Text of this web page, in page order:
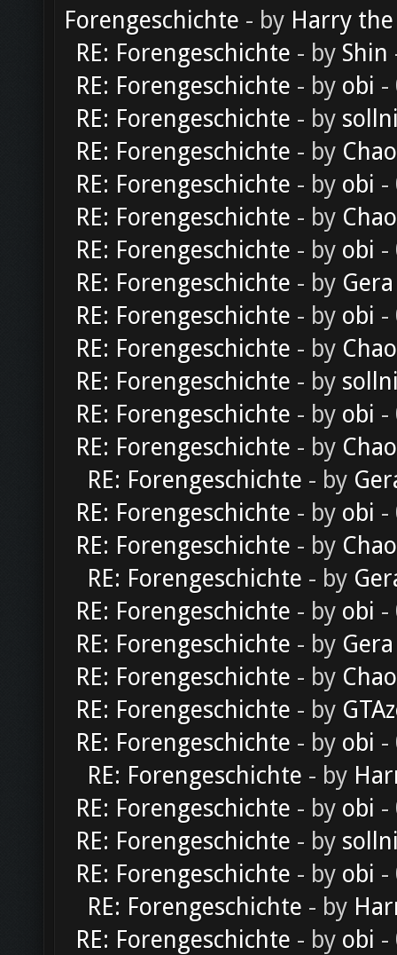
Forengeschichte - by Harry
RE: Forengeschichte - by Shin
RE: Forengeschichte - by obi -
RE: Forengeschichte - by
RE: Forengeschichte - by
RE: Forengeschichte - by obi -
RE: Forengeschichte - by
RE: Forengeschichte - by obi -
RE: Forengeschichte - by Gera
RE: Forengeschichte - by obi -
RE: Forengeschichte - by
RE: Forengeschichte - by
RE: Forengeschichte - by obi -
RE: Forengeschichte - by
RE: Forengeschichte - by
RE: Forengeschichte - by obi -
RE: Forengeschichte - by
RE: Forengeschichte - by
RE: Forengeschichte - by obi -
RE: Forengeschichte - by Gera
RE: Forengeschichte - by
RE: Forengeschichte - by
RE: Forengeschichte - by obi -
RE: Forengeschichte - by
RE: Forengeschichte - by obi -
RE: Forengeschichte - by
RE: Forengeschichte - by obi -
RE: Forengeschichte - by
RE: Forengeschichte - by obi -